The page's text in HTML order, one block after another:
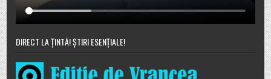
DIRECT LA ȚINTĂ! ȘTIRI ESENȚIALE!